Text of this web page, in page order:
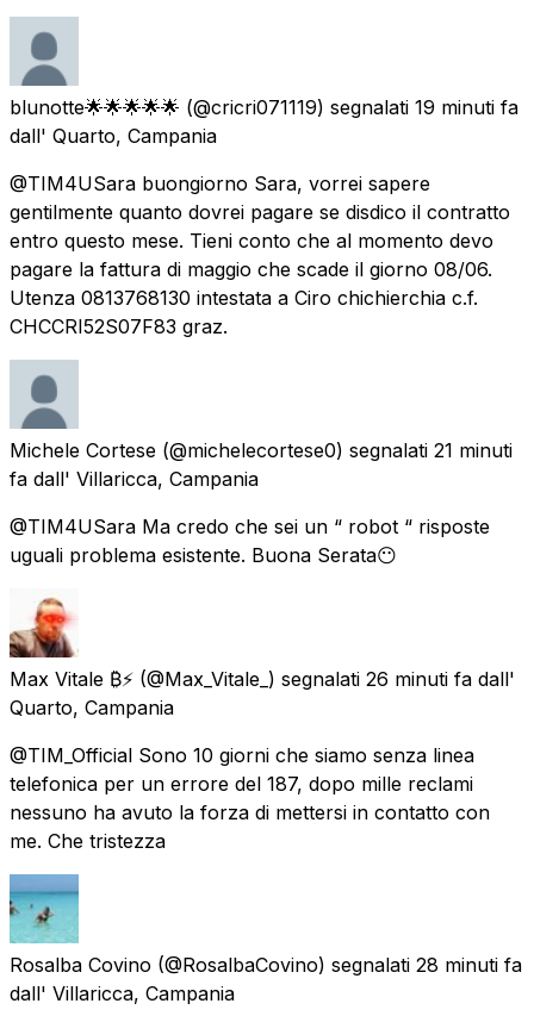
blunotte🌟🌟🌟🌟🌟 (@cricri071119) segnalati 19 minuti fa
dall' Quarto, Campania
@TIM4USara buongiorno Sara, vorrei sapere
gentilmente quanto dovrei pagare se disdico il contratto
entro questo mese. Tieni conto che al momento devo
pagare la fattura di maggio che scade il giorno 08/06.
Utenza 0813768130 intestata a Ciro chichierchia c.f.
CHCCRI52S07F83 graz.
Michele Cortese (@michelecortese0) segnalati 21 minuti
fa dall' Villaricca, Campania
@TIM4USara Ma credo che sei un “ robot “ risposte
uguali problema esistente. Buona Serata😶
Max Vitale ₿⚡ (@Max_Vitale_) segnalati 26 minuti fa dall'
Quarto, Campania
@TIM_Official Sono 10 giorni che siamo senza linea
telefonica per un errore del 187, dopo mille reclami
nessuno ha avuto la forza di mettersi in contatto con
me. Che tristezza
Rosalba Covino (@RosalbaCovino) segnalati 28 minuti fa
dall' Villaricca, Campania